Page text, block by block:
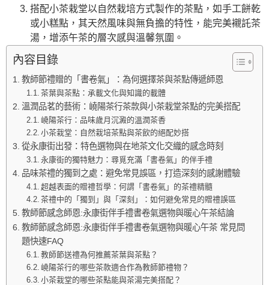
搭配小茶栽堂以自然栽培方式製作的茶點，如手工餅乾
或小糕點，其天然風味與無負擔的特性，能完美襯託茶
湯，增添午茶的層次感與溫馨氛圍。
內容目錄
教師節禮贈的「書卷氣」：為何選擇茶與茶點傳遞師恩
茶葉與茶點：承載文化與知識的載體
溫潤品茗的藝術：嶢陽茶行茶款與小茶栽堂茶點的完美搭配
嶢陽茶行：品味歲月沉澱的溫潤茶香
小茶栽堂：自然栽培茶點與茶飲的絕配妙搭
從永康街出發：特色選物與在地茶文化交織的感念時刻
永康街的獨特魅力：尋覓充滿「書卷氣」的伴手禮
品味茶禮的獨到之處：避免常見誤區，打造深刻的感謝體驗
超越表面的贈禮哲學：何謂「書卷氣」的茶禮精髓
茶禮中的「獨到」與「深刻」：如何避免常見的贈禮誤區
教師節感念師恩:永康街伴手禮書卷氣選物與暖心午茶結論
教師節感念師恩:永康街伴手禮書卷氣選物與暖心午茶 常見問
題快速FAQ
教師節送禮為何推薦茶葉與茶點？
嶢陽茶行的哪些茶款適合作為教師節禮物？
小茶栽堂的哪些茶點能與茶湯完美搭配？